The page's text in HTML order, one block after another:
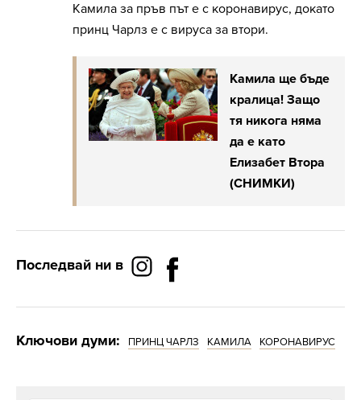
Камила за пръв път е с коронавирус, докато
принц Чарлз е с вируса за втори.
Камила ще бъде
кралица! Защо
тя никога няма
да е като
Елизабет Втора
(СНИМКИ)
Последвай ни в
Ключови думи: ПРИНЦ ЧАРЛЗ КАМИЛА КОРОНАВИРУС